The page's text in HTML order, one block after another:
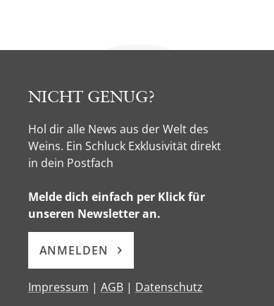
NICHT GENUG?
Hol dir alle News aus der Welt des
Weins. Ein Schluck Exklusivität direkt
in dein Postfach
Melde dich einfach per Klick für
unseren Newsletter an.
ANMELDEN
Impressum | AGB| Datenschutz